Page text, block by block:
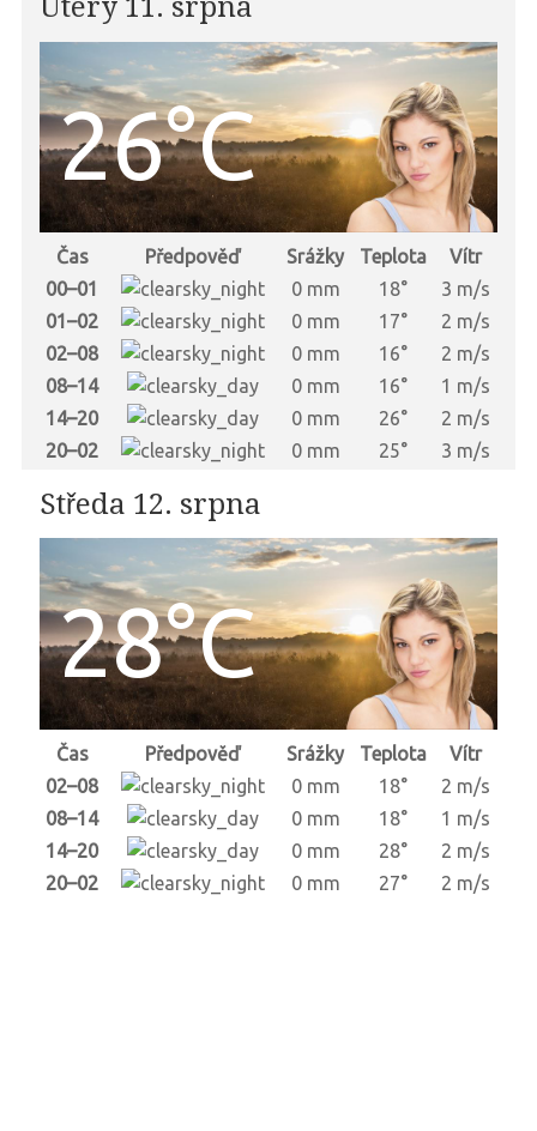
Úterý 11. srpna
26°C
Čas Předpověď Srážky Teplota
Vítr
00–01
0 mm 18°
3 m/s
01–02
0 mm 17°
2 m/s
02–08
0 mm 16°
2 m/s
08–14
0 mm 16°
1 m/s
14–20
0 mm 26°
2 m/s
20–02
0 mm 25° 3 m/s
Středa 12. srpna
28°C
Čas Předpověď Srážky Teplota
Vítr
02–08
0 mm 18°
2 m/s
08–14
0 mm 18°
1 m/s
14–20
0 mm 28°
2 m/s
20–02
0 mm 27° 2 m/s